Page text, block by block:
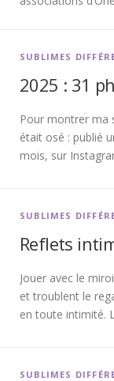
SUBLIMES
2025 : 31
Pour montrer ma
était osé : publié
mois, sur
SUBLIMES
Reflets
Jouer avec le
et troublent le
en toute intimité.
SUBLIMES